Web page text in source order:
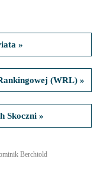
»
(WRL) »
Skoczni »
Berchtold